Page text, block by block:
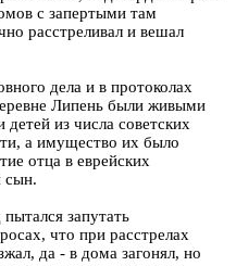
с запертыми там
расстреливал и вешал
дела и в протоколах
Липень были живыми
из числа советских
а имущество их было
отца в еврейских
сын.
запутать
что при расстрелах
да - в дома загонял, но